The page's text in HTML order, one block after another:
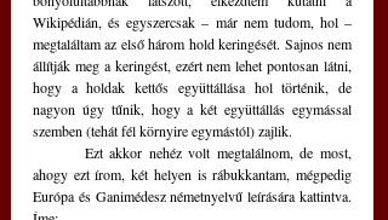
Wikipédián, és egyszercsak – már nem tudom, hol –
megtaláltam az első három hold keringését. Sajnos nem
állítják meg a keringést, ezért nem lehet pontosan látni,
hogy a holdak kettős együttállása hol történik, de
nagyon úgy tűnik, hogy a két együttállás egymással
szemben (tehát fél környire egymástól) zajlik.
ahogy ezt írom, két helyen is rábukkantam, mégpedig
Európa és Ganimédesz németnyelvű leírására kattintva.